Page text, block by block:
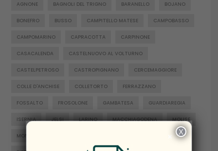
AGNONE BAGNOLI DEL TRIGNO BARANELLO BOJANO
BONEFRO BUSSO CAMPITELLO MATESE CAMPOBASSO
CAMPOMARINO CAPRACOTTA CARPINONE
CASACALENDA CASTELNUOVO AL VOLTURNO
CASTELPETROSO CASTROPIGNANO CERCEMAGGIORE
COLLE D'ANCHISE COLLETORTO FERRAZZANO
FOSSALTO FROSOLONE GAMBATESA GUARDIAREGIA
ISERNIA JELSI LARINO MACCHIAGODENA MOLISE
MONTENERO DI BISACCIA × X